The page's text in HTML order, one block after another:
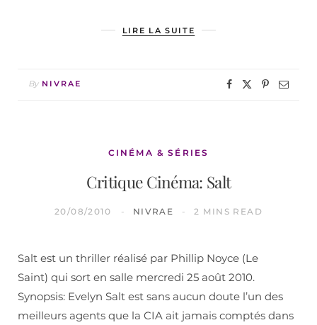
LIRE LA SUITE
By NIVRAE
CINÉMA & SÉRIES
Critique Cinéma: Salt
20/08/2010 NIVRAE 2 MINS READ
Salt est un thriller réalisé par Phillip Noyce (Le
Saint) qui sort en salle mercredi 25 août 2010.
Synopsis: Evelyn Salt est sans aucun doute l’un des
meilleurs agents que la CIA ait jamais comptés dans